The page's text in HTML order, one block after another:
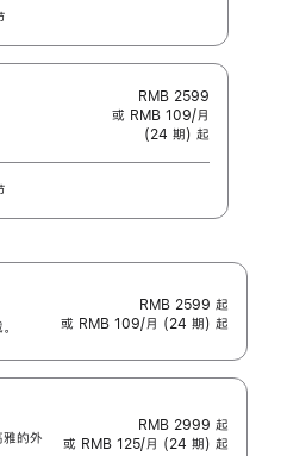
RMB 2599
或 RMB 109/月
(24 期) 起
RMB 2599 起
或 RMB 109/月 (24 期) 起
雅的外
RMB 2999 起
或 RMB 125/月 (24 期) 起